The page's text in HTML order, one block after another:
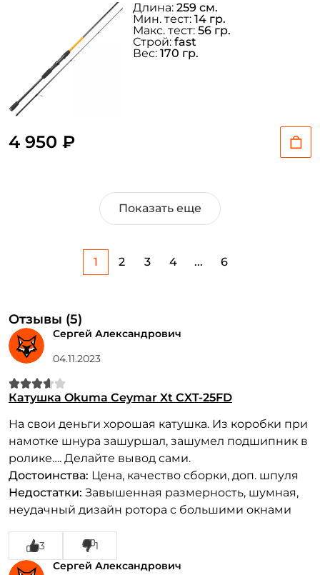
4 950 ₽
Длина: 259 см.
Мин. тест: 14 гр.
Макс. тест: 56 гр.
Строй: fast
Вес: 170 гр.
Показать еще
1 2 3 4 ... 6
Отзывы (5)
Сергей Александрович
04.11.2023
Катушка Okuma Ceymar Xt CXT-25FD
На свои деньги хорошая катушка. Из коробки при
намотке шнура зашуршал, зашумел подшипник в
ролике…. Делайте вывод сами.
Достоинства: Цена, качество сборки, доп. шпуля
Недостатки: Завышенная размерность, шумная,
неудачный дизайн ротора с большими окнами
3
1
Сергей Александрович